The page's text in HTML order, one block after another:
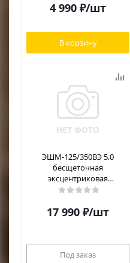
4 990 ₽/шт
В корзину
ЭШМ-125/350ВЭ 5,0
бесщеточная
эксцентриковая
шлифмашина
17 990 ₽/шт
Под заказ